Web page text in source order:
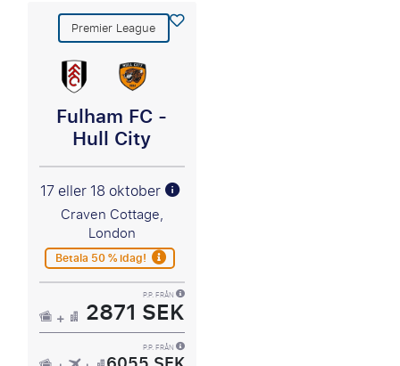
Premier League
Fulham FC -
Hull City
17 eller 18 oktober
Craven Cottage,
London
Betala 50 % idag!
P.P. FRÅN
2871 SEK
P.P. FRÅN